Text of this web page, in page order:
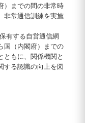
）までの間の非常時
非常通信訓練を実施
有する自営通信網
国（内閣府）までの
ともに、関係機関と
する認識の向上を図